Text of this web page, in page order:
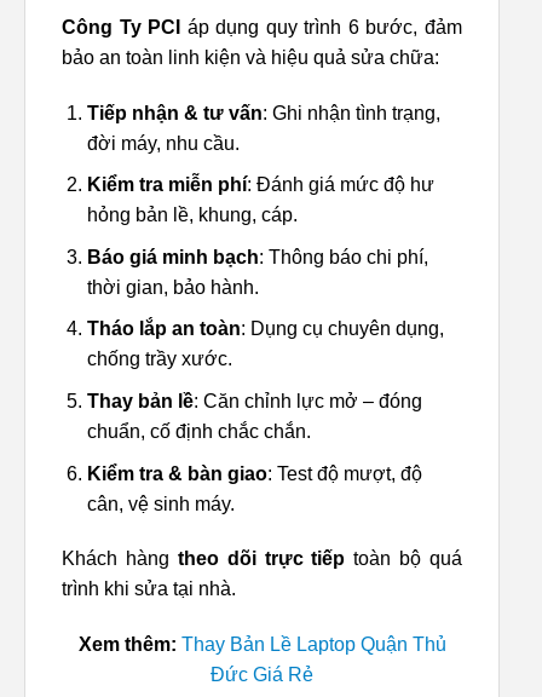
Công Ty PCI
áp dụng quy trình 6 bước, đảm
bảo an toàn linh kiện và hiệu quả sửa chữa:
Tiếp nhận & tư vấn: Ghi nhận tình trạng,
đời máy, nhu cầu.
Kiểm tra miễn phí: Đánh giá mức độ hư
hỏng bản lề, khung, cáp.
Báo giá minh bạch: Thông báo chi phí,
thời gian, bảo hành.
Tháo lắp an toàn: Dụng cụ chuyên dụng,
chống trầy xước.
Thay bản lề: Căn chỉnh lực mở – đóng
chuẩn, cố định chắc chắn.
Kiểm tra & bàn giao: Test độ mượt, độ
cân, vệ sinh máy.
Khách hàng theo dõi trực tiếp toàn bộ quá
trình khi sửa tại nhà.
Xem thêm: Thay Bản Lề Laptop Quận Thủ
Đức Giá Rẻ